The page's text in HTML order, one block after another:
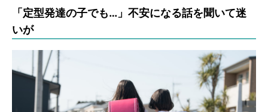
「定型発達の子でも…」不安になる話を聞いて迷
いが